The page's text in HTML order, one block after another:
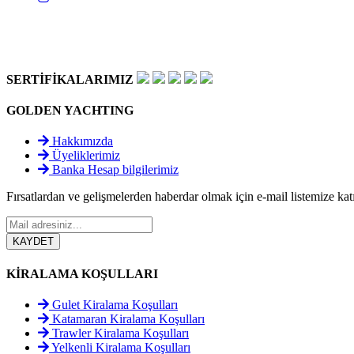
SERTİFİKALARIMIZ
GOLDEN YACHTING
Hakkımızda
Üyeliklerimiz
Banka Hesap bilgilerimiz
Fırsatlardan ve gelişmelerden haberdar olmak için e-mail listemize
KİRALAMA KOŞULLARI
Gulet Kiralama Koşulları
Katamaran Kiralama Koşulları
Trawler Kiralama Koşulları
Yelkenli Kiralama Koşulları